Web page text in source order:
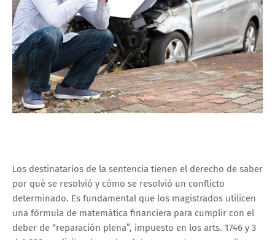
Los destinatarios de la sentencia tienen el derecho de saber
por qué se resolvió y cómo se resolvió un conflicto
determinado. Es fundamental que los magistrados utilicen
una fórmula de matemática financiera para cumplir con el
deber de “reparación plena”, impuesto en los arts. 1746 y 3